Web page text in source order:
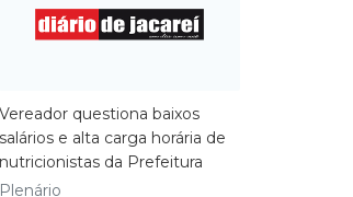
​Vereador questiona baixos
salários e alta carga horária de
nutricionistas da Prefeitura
Plenário